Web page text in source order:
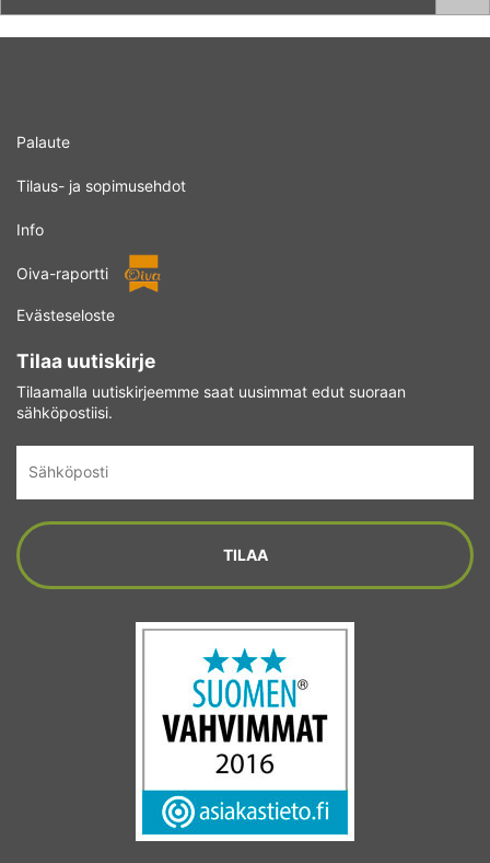
Palaute
Tilaus- ja sopimusehdot
Info
Oiva-raportti
Evästeseloste
Tilaa uutiskirje
Tilaamalla uutiskirjeemme saat uusimmat edut suoraan
sähköpostiisi.